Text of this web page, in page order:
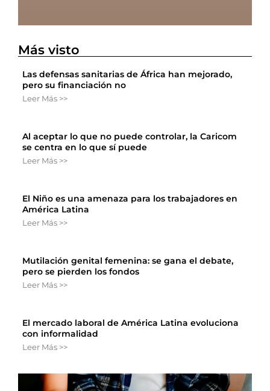
Más visto
Las defensas sanitarias de África han mejorado,
pero su financiación no
Leer Más >>
Al aceptar lo que no puede controlar, la Caricom
se centra en lo que sí puede
Leer Más >>
El Niño es una amenaza para los trabajadores en
América Latina
Leer Más >>
Mutilación genital femenina: se gana el debate,
pero se pierden los fondos
Leer Más >>
El mercado laboral de América Latina evoluciona
con informalidad
Leer Más >>